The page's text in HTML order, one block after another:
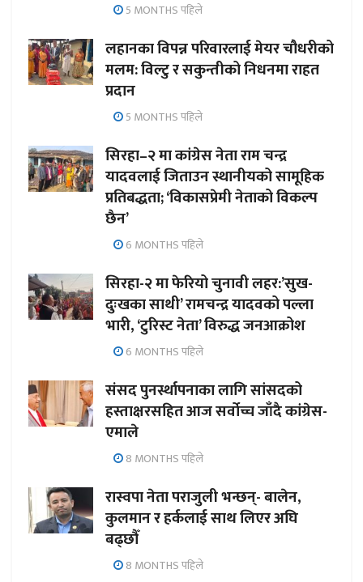
5 MONTHS पहिले
लहानका विपन्न परिवारलाई मेयर चौधरीको
मलम: विल्टु र सकुन्तीको निधनमा राहत
प्रदान
5 MONTHS पहिले
सिरहा–२ मा कांग्रेस नेता राम चन्द्र
यादवलाई जिताउन स्थानीयको सामूहिक
प्रतिबद्धता; ‘विकासप्रेमी नेताको विकल्प
छैन’
6 MONTHS पहिले
सिरहा-२ मा फेरियो चुनावी लहर:’सुख-
दुःखका साथी’ रामचन्द्र यादवको पल्ला
भारी, ‘टुरिस्ट नेता’ विरुद्ध जनआक्रोश
6 MONTHS पहिले
संसद पुनर्स्थापनाका लागि सांसदको
हस्ताक्षरसहित आज सर्वोच्च जाँदै कांग्रेस-
एमाले
8 MONTHS पहिले
रास्वपा नेता पराजुली भन्छन्- बालेन,
कुलमान र हर्कलाई साथ लिएर अघि
बढ्छौँ
8 MONTHS पहिले